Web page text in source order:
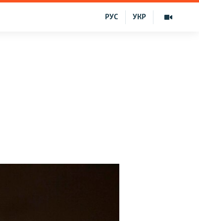
УКР
РУС